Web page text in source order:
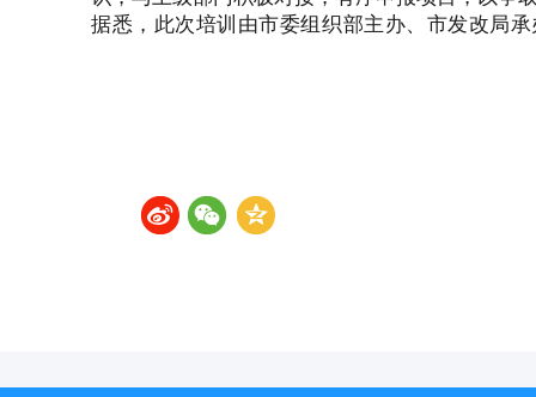
据悉，此次培训由市委组织部主办、市发改局